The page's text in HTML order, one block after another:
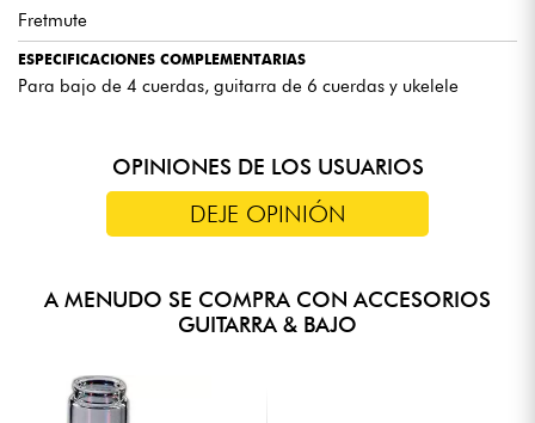
Fretmute
ESPECIFICACIONES COMPLEMENTARIAS
Para bajo de 4 cuerdas, guitarra de 6 cuerdas y ukelele
OPINIONES DE LOS USUARIOS
DEJE OPINIÓN
A MENUDO SE COMPRA CON ACCESORIOS
GUITARRA & BAJO